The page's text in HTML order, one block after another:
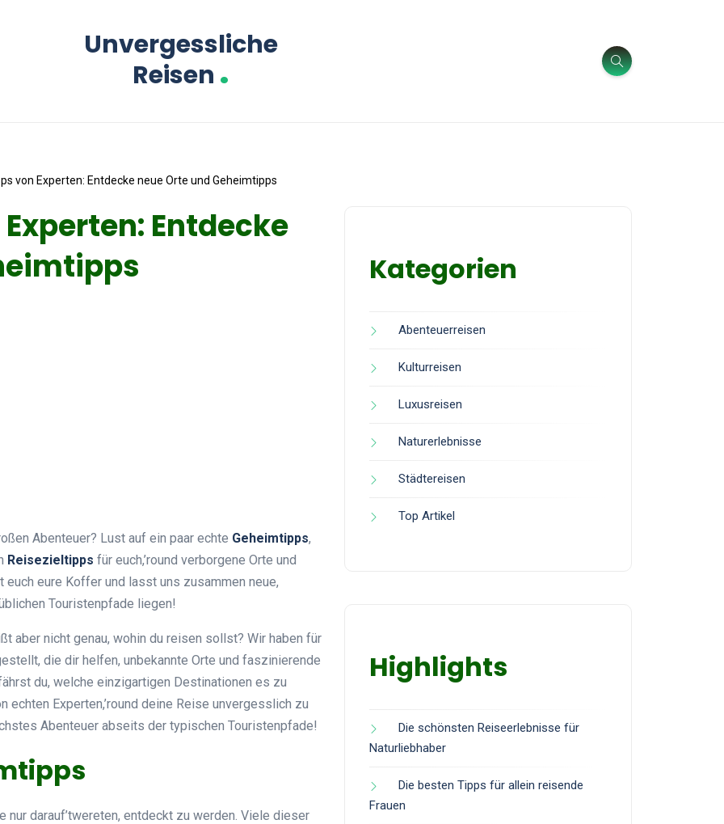
Unvergessliche
Reisen .
von Experten: Entdecke neue Orte und Geheimtipps
Entdecke
Abenteuer? Lust auf ein paar echte Geheimtipps,
Reisezieltipps für euch,’round verborgene Orte und
eure Koffer und lasst uns zusammen neue,
Touristenpfade liegen!
aber nicht genau, wohin du reisen sollst? Wir haben für
die dir helfen, unbekannte Orte und faszinierende
du, welche einzigartigen Destinationen es zu
Experten,’round deine Reise unvergesslich zu
Abenteuer abseits der typischen Touristenpfade!
nur darauf’twereten, entdeckt zu werden. Viele dieser
Kategorien
Abenteuerreisen
Kulturreisen
Luxusreisen
Naturerlebnisse
Städtereisen
Top Artikel
Highlights
Die schönsten Reiseerlebnisse für
Naturliebhaber
Die besten Tipps für allein reisende
Frauen